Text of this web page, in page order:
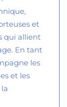
et
qui allient
En tant
les
et les